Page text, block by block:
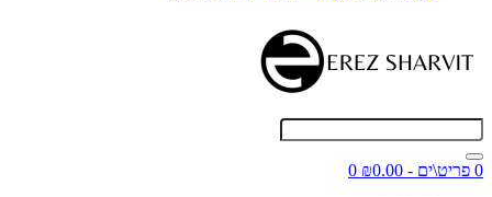
0 פריט\ים - ₪0.00
0